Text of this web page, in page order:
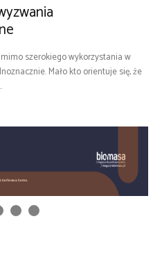
szerokiego wykorzystania w
Mało kto orientuje się, że